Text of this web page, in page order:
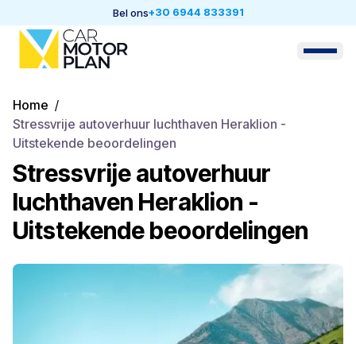
Bel ons+30 6944 833391
Home /
Stressvrije autoverhuur luchthaven Heraklion -
Uitstekende beoordelingen
Stressvrije autoverhuur
luchthaven Heraklion -
Uitstekende beoordelingen